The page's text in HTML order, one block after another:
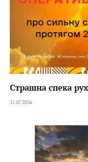
Страшна спека
31.07.2026